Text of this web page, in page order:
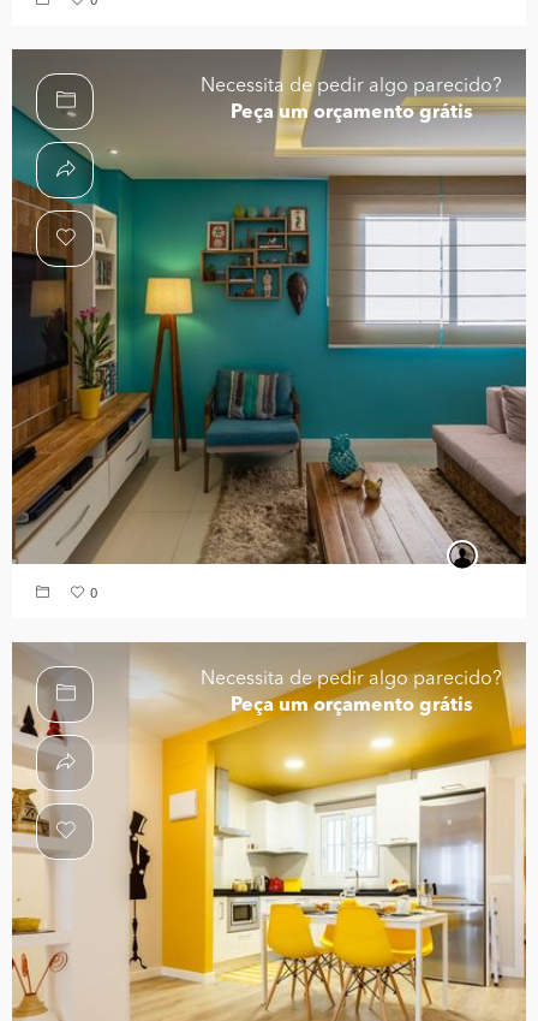
Necessita de pedir algo parecido?
Peça um orçamento grátis
0
Necessita de pedir algo parecido?
Peça um orçamento grátis